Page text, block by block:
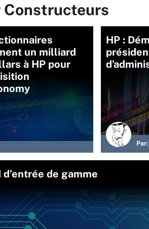
Constructeurs
un milliard
à HP pour
HP :
Par:
de gamme